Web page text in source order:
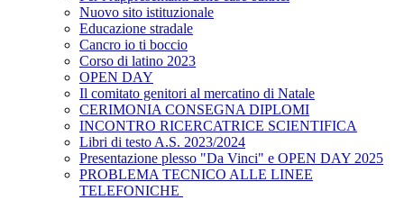
Nuovo sito istituzionale
Educazione stradale
Cancro io ti boccio
Corso di latino 2023
OPEN DAY
Il comitato genitori al mercatino di Natale
CERIMONIA CONSEGNA DIPLOMI
INCONTRO RICERCATRICE SCIENTIFICA
Libri di testo A.S. 2023/2024
Presentazione plesso "Da Vinci" e OPEN DAY 2025
PROBLEMA TECNICO ALLE LINEE
TELEFONICHE